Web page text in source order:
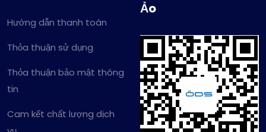
Hướng dẫn thanh toán
Thỏa thuận sử dụng
Thỏa thuận bảo mật thông
tin
Cam kết chất lượng dịch
Ảo